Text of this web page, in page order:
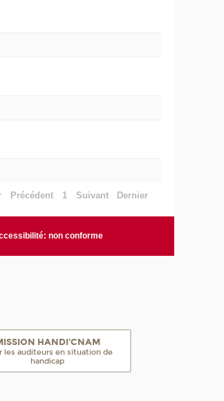
Précédent 1 Suivant Dernier
non conforme
HANDI'CNAM
les auditeurs en situation de
handicap